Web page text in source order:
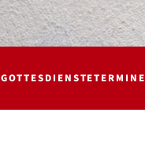
GOTTESDIENSTETERMINE